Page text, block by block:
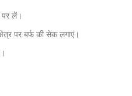
पर लें।
पर बर्फ की सेक लगाएं।